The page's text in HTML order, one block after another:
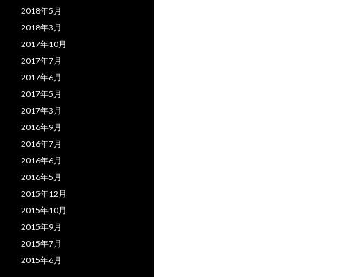
2018年5月
2018年3月
2017年10月
2017年7月
2017年6月
2017年5月
2017年3月
2016年9月
2016年7月
2016年6月
2016年5月
2015年12月
2015年10月
2015年9月
2015年7月
2015年6月